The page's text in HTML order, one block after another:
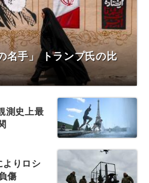
名手」 トランプ氏の比
測史上最
よりロシ
傷